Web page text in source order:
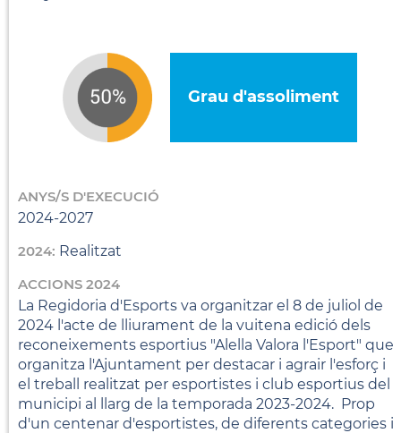
Grau d'assoliment
ANYS/S D'EXECUCIÓ
2024-2027
2024: Realitzat
ACCIONS 2024
La Regidoria d'Esports va organitzar el 8 de juliol de
2024 l'acte de lliurament de la vuitena edició dels
reconeixements esportius "Alella Valora l'Esport" que
organitza l'Ajuntament per destacar i agrair l'esforç i
el treball realitzat per esportistes i club esportius del
municipi al llarg de la temporada 2023-2024. Prop
d'un centenar d'esportistes, de diferents categories i